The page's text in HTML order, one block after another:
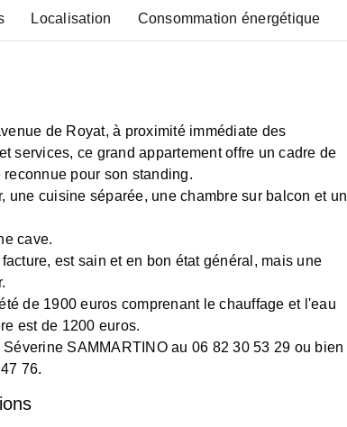
Localisation Consommation énergétique
de Royat, à proximité immédiate des
services, ce grand appartement offre un cadre de
pour son standing.
une cuisine séparée, une chambre sur balcon et un
cave.
est sain et en bon état général, mais une
de 1900 euros comprenant le chauffage et l'eau
est de 1200 euros.
SAMMARTINO au 06 82 30 53 29 ou bien
76.